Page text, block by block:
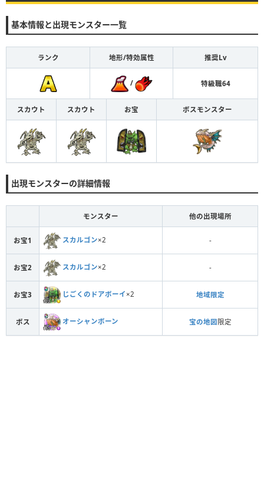
基本情報と出現モンスター一覧
ランク 地形/特効属性 推奨Lv
/ 特級職64
スカウト スカウト お宝 ボスモンスター
出現モンスターの詳細情報
モンスター 他の出現場所
お宝1 スカルゴン×2 -
お宝2 スカルゴン×2 -
お宝3 じごくのドアボーイ ×2 地域限定
ボス オーシャンボーン 宝の地図限定